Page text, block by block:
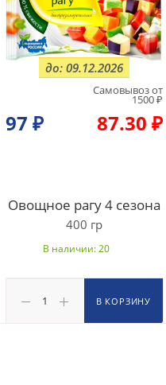
97 ₽
Самовывоз от
1500 ₽
87.30 ₽
Овощное рагу 4 сезона
до: 09.12.2026
400 гр
В наличии: 20
В КОРЗИНУ